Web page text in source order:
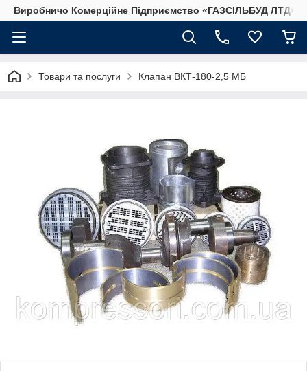
Виробничо Комерційне Підприємство «ГАЗСIЛЬБУД ЛТД»
Товари та послуги Клапан ВКТ-180-2,5 МБ